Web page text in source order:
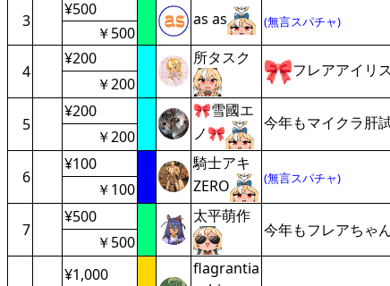
3
¥500
as as (無言スパチャ)
￥500
4
¥200 所タスク
フレアアイリ
￥200
5
¥200
🎀雪國エ
ノ🎀
今年もマイクラ肝
￥200
6
¥100
騎士アキ
ZERO
(無言スパチャ)
￥100
7
¥500 太平萌作
今年もフレアちゃ
￥500
¥1,000
flagrantia